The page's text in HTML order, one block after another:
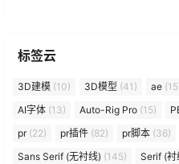
标签云
3D建模 (10) 3D模型 (41) ae
AI字体 (13) Auto-Rig Pro (15)
pr(22) pr插件 (82) pr脚本 (36)
Sans Serif (无衬线) (145) Serif (衬